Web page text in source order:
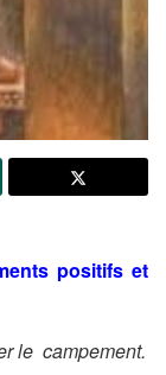
positifs et
le campement.